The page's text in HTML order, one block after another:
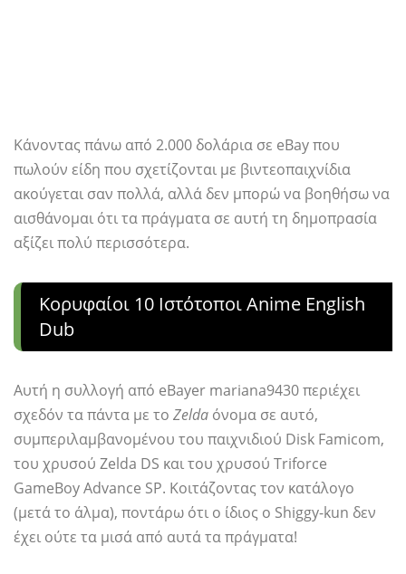
Κάνοντας πάνω από 2.000 δολάρια σε eBay που
πωλούν είδη που σχετίζονται με βιντεοπαιχνίδια
ακούγεται σαν πολλά, αλλά δεν μπορώ να βοηθήσω να
αισθάνομαι ότι τα πράγματα σε αυτή τη δημοπρασία
αξίζει πολύ περισσότερα.
Κορυφαίοι 10 Ιστότοποι Anime English
Dub
Αυτή η συλλογή από eBayer mariana9430 περιέχει
σχεδόν τα πάντα με το Zelda όνομα σε αυτό,
συμπεριλαμβανομένου του παιχνιδιού Disk Famicom,
του χρυσού Zelda DS και του χρυσού Triforce
GameBoy Advance SP. Κοιτάζοντας τον κατάλογο
(μετά το άλμα), ποντάρω ότι ο ίδιος ο Shiggy-kun δεν
έχει ούτε τα μισά από αυτά τα πράγματα!